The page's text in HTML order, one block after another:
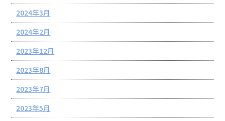
2024年3月
2024年2月
2023年12月
2023年8月
2023年7月
2023年5月